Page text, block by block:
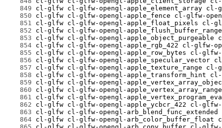
    849
    850
    851
    852
    853
    854
    855
    856
    857
    858
    859
    860
    861
    862
    863
    864
    865